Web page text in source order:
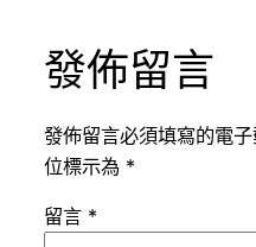
發佈留言
發佈留言必須填寫的電
位標示為 *
留言 *